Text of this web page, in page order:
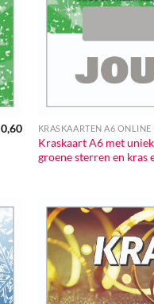
0,60 KRASKAARTEN A6
Kraskaart A6 met
groene sterren en kras